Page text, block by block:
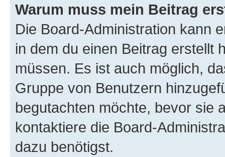
Warum muss mein Beitrag
Die Board-Administration kann
in dem du einen Beitrag erstellt
müssen. Es ist auch möglich,
Gruppe von Benutzern
begutachten möchte, bevor sie
kontaktiere die Board-
dazu benötigst.